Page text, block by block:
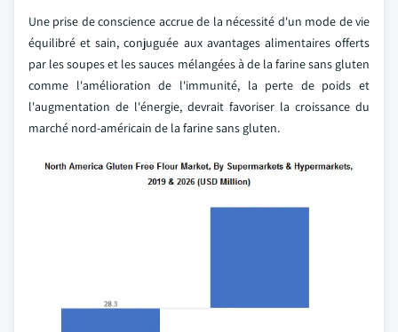
Une prise de conscience accrue de la nécessité d'un mode de vie
équilibré et sain, conjuguée aux avantages alimentaires offerts
par les soupes et les sauces mélangées à de la farine sans gluten
comme l'amélioration de l'immunité, la perte de poids et
l'augmentation de l'énergie, devrait favoriser la croissance du
marché nord-américain de la farine sans gluten.